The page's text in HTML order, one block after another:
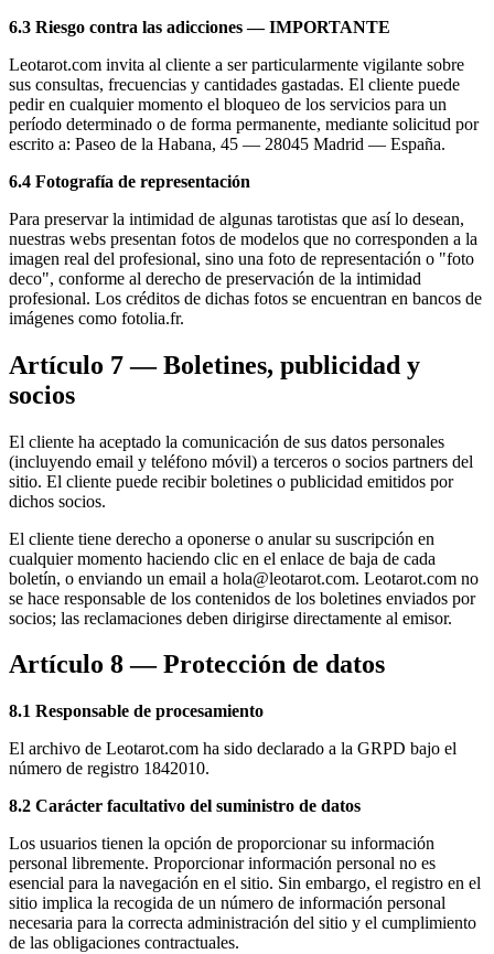
6.3 Riesgo contra las adicciones — IMPORTANTE
Leotarot.com invita al cliente a ser particularmente vigilante sobre
sus consultas, frecuencias y cantidades gastadas. El cliente puede
pedir en cualquier momento el bloqueo de los servicios para un
período determinado o de forma permanente, mediante solicitud por
escrito a: Paseo de la Habana, 45 — 28045 Madrid — España.
6.4 Fotografía de representación
Para preservar la intimidad de algunas tarotistas que así lo desean,
nuestras webs presentan fotos de modelos que no corresponden a la
imagen real del profesional, sino una foto de representación o "foto
deco", conforme al derecho de preservación de la intimidad
profesional. Los créditos de dichas fotos se encuentran en bancos de
imágenes como fotolia.fr.
Artículo 7 — Boletines, publicidad y
socios
El cliente ha aceptado la comunicación de sus datos personales
(incluyendo email y teléfono móvil) a terceros o socios partners del
sitio. El cliente puede recibir boletines o publicidad emitidos por
dichos socios.
El cliente tiene derecho a oponerse o anular su suscripción en
cualquier momento haciendo clic en el enlace de baja de cada
boletín, o enviando un email a hola@leotarot.com. Leotarot.com no
se hace responsable de los contenidos de los boletines enviados por
socios; las reclamaciones deben dirigirse directamente al emisor.
Artículo 8 — Protección de datos
8.1 Responsable de procesamiento
El archivo de Leotarot.com ha sido declarado a la GRPD bajo el
número de registro 1842010.
8.2 Carácter facultativo del suministro de datos
Los usuarios tienen la opción de proporcionar su información
personal libremente. Proporcionar información personal no es
esencial para la navegación en el sitio. Sin embargo, el registro en el
sitio implica la recogida de un número de información personal
necesaria para la correcta administración del sitio y el cumplimiento
de las obligaciones contractuales.